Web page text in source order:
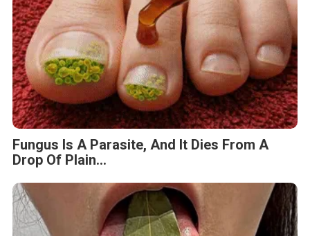
Fungus Is A Parasite, And It Dies From A
Drop Of Plain...